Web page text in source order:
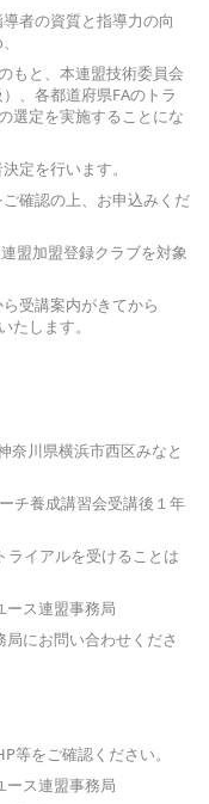
者の資質と指導力の向
もと、本連盟技術委員会
、各都道府県FAのトラ
選定を実施することにな
定を行います。
確認の上、お申込みくだ
盟加盟登録クラブを対象
受講案内がきてから
たします。
川県横浜市西区みなと
チ養成講習会受講後１年
ルを受けることは
ース連盟事務局
にお問い合わせくださ
等をご確認ください。
ース連盟事務局